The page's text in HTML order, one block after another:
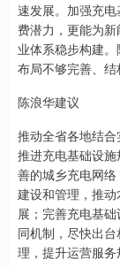
速发展。加强充
费潜力，更能为
业体系稳步构建
布局不够完善、结
陈浪华建议
推动全省各地结
推进充电基础设
善的城乡充电网络
建设和管理，推
展；完善充电基
同机制，尽快出
理，提升运营服务